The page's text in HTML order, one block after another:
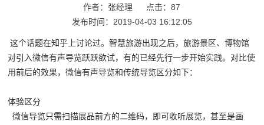
作者：张经理
点击：87
发布时间：2019-04-03 16:12:05
这个话题在知乎上讨论过。智慧旅游出现之后，旅游景区、博物馆
对引入微信有声导览跃跃欲试，有的已经先行一步开始实践。对比使
用前后的效果，微信有声导览和传统导览区分如下：
体验区分
微信导览只需扫描展品前方的二维码，即可收听展览，甚至是画